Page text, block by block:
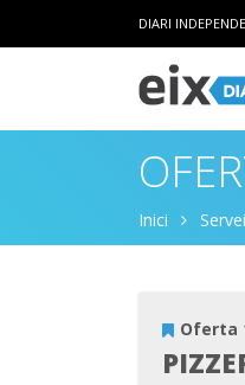
DIARI
Inici
Oferta